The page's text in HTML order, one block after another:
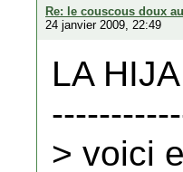
Re: le couscous doux
24 janvier 2009, 22:49
LA
> voici